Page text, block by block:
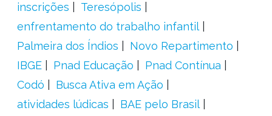
inscrições
Teresópolis
enfrentamento do trabalho infantil
Palmeira dos Índios
Novo Repartimento
IBGE
Pnad Educação
Pnad Contínua
Codó
Busca Ativa em Ação
atividades lúdicas
BAE pelo Brasil